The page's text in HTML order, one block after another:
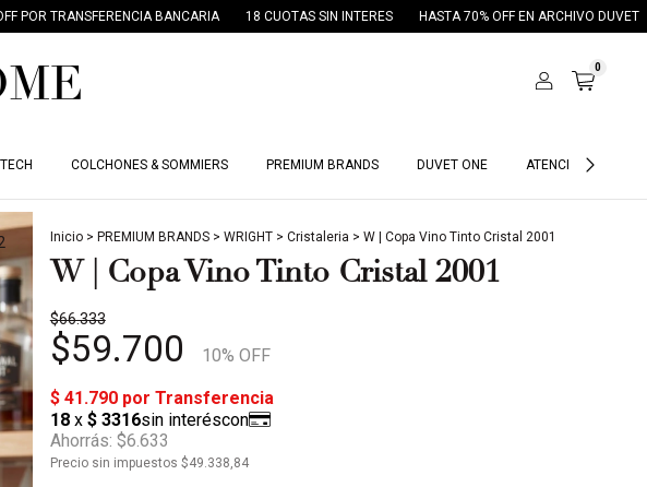
BANCARIA 18 CUOTAS SIN INTERES HASTA 70% OFF EN ARCHIVO DUVET 30%
0
COLCHONES & SOMMIERS PREMIUM BRANDS DUVET ONE ATENCIÓN HOTELES
Inicio > PREMIUM BRANDS > WRIGHT > Cristaleria > W | Copa Vino Tinto Cristal 2001
W | Copa Vino Tinto Cristal 2001
$66.333
$59.700 10% OFF
Ahorrás: $6.633
Precio sin impuestos $49.338,84